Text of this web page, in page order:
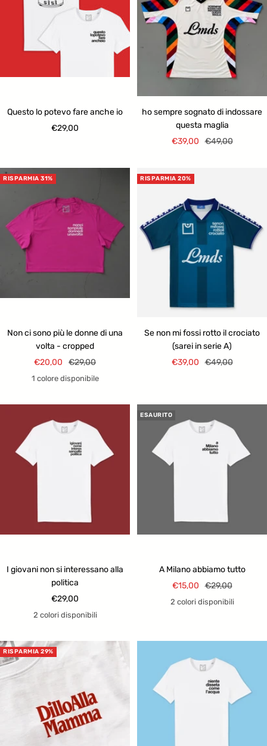
Questo lo potevo fare anche io
Prezzo
€29,00
ho sempre sognato di indossare
questa maglia
Prezzo
€39,00 Prezzo
€49,00
RISPARMIA 31%
Non ci sono più le donne di una
volta - cropped
Prezzo
di
€20,00
Prezzo
regolare
€29,00
1 colore disponibile
RISPARMIA 20%
Se non mi fossi rotto il crociato
(sarei in serie A)
Prezzo
€39,00 Prezzo
€49,00
I giovani non si interessano alla
politica
Prezzo
di
€29,00
2 colori disponibili
ESAURITO
A Milano abbiamo tutto
Prezzo
di
€15,00 Prezzo
regolare
€29,00
2 colori disponibili
RISPARMIA 29%